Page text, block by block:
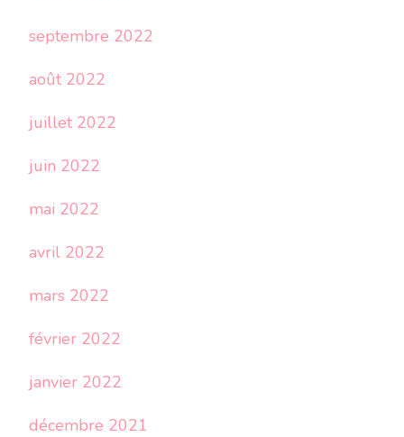
septembre 2022
août 2022
juillet 2022
juin 2022
mai 2022
avril 2022
mars 2022
février 2022
janvier 2022
décembre 2021